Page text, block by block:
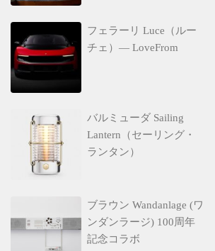
フェラーリ Luce（ルー
チェ）— LoveFrom
バルミューダ Sailing
Lantern（セーリング・
ランタン）
ブラウン Wandanlage (ワ
ンダンラージ) 100周年
記念コラボ